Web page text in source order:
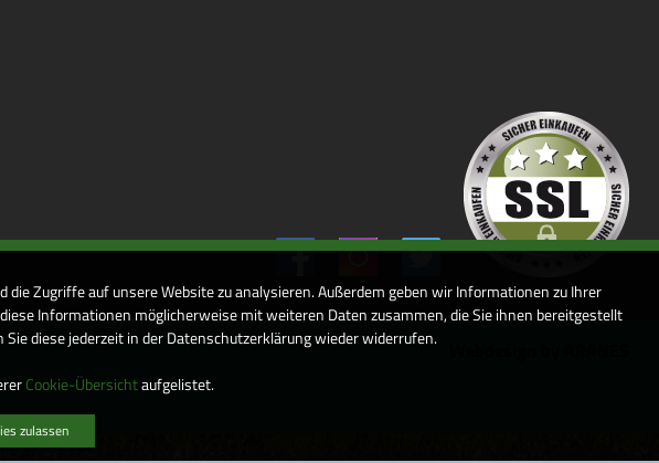
Zugriffe auf unsere Website zu analysieren. Außerdem geben wir Informationen zu Ihrer
Informationen möglicherweise mit weiteren Daten zusammen, die Sie ihnen bereitgestellt
diese jederzeit in der Datenschutzerklärung wieder widerrufen.
Cookie-Übersichtaufgelistet.
zulassen